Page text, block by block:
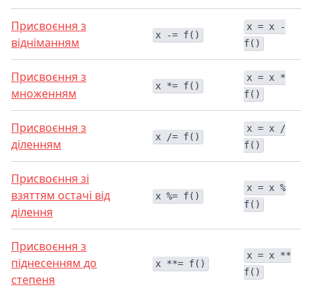
Присвоєння з
відніманням
x -= f()
x = x -
f()
Присвоєння з
множенням
x *= f()
x = x *
f()
Присвоєння з
діленням
x /= f()
x = x /
f()
Присвоєння зі
взяттям остачі від
ділення
x %= f()
x = x %
f()
Присвоєння з
піднесенням до
степеня
x **= f()
x = x **
f()